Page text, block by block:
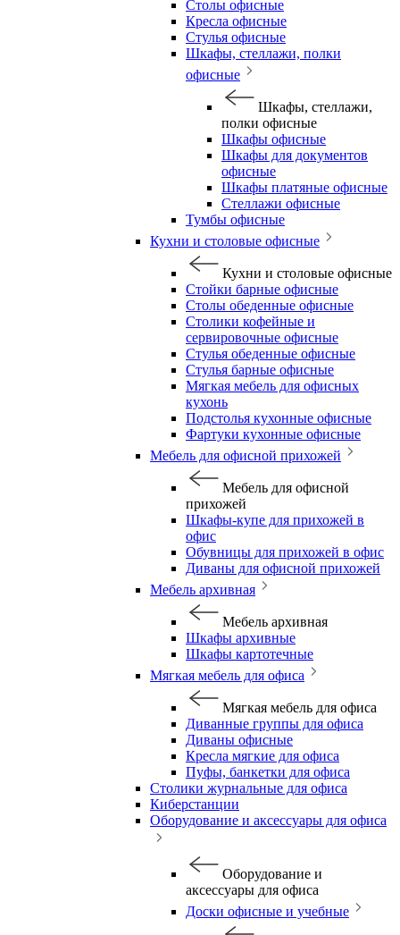
Столы офисные
Кресла офисные
Стулья офисные
Шкафы, стеллажи, полки
офисные
Шкафы, стеллажи,
полки офисные
Шкафы офисные
Шкафы для документов
офисные
Шкафы платяные офисные
Стеллажи офисные
Тумбы офисные
Кухни и столовые офисные
Кухни и столовые офисные
Стойки барные офисные
Столы обеденные офисные
Столики кофейные и
сервировочные офисные
Стулья обеденные офисные
Стулья барные офисные
Мягкая мебель для офисных
кухонь
Подстолья кухонные офисные
Фартуки кухонные офисные
Мебель для офисной прихожей
Мебель для офисной
прихожей
Шкафы-купе для прихожей в
офис
Обувницы для прихожей в офис
Диваны для офисной прихожей
Мебель архивная
Мебель архивная
Шкафы архивные
Шкафы картотечные
Мягкая мебель для офиса
Мягкая мебель для офиса
Диванные группы для офиса
Диваны офисные
Кресла мягкие для офиса
Пуфы, банкетки для офиса
Столики журнальные для офиса
Киберстанции
Оборудование и аксессуары для офиса
Оборудование и
аксессуары для офиса
Доски офисные и учебные